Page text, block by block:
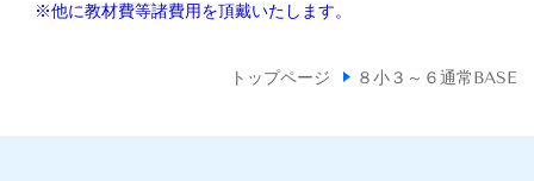
※他に教材費等諸費用を頂戴いたします。
トップページ ８小３～６通常BASE